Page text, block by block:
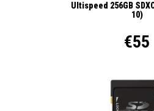
Ultispeed 256GB
10)
€55